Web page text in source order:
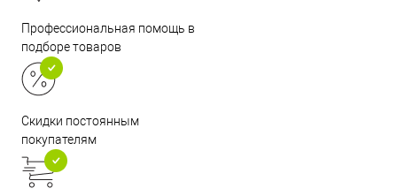
Профессиональная помощь в
подборе товаров
Скидки постоянным
покупателям